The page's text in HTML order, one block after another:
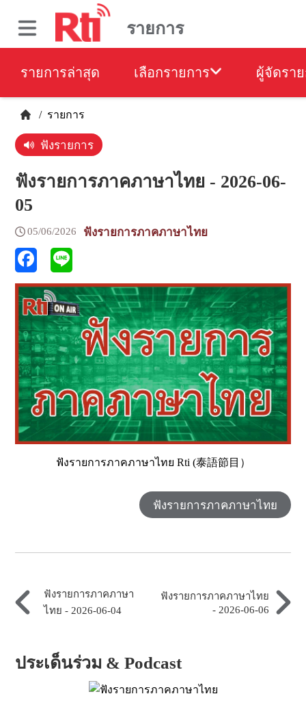
รายการ
รายการล่าสุด เลือกรายการ ผู้จัดรา
/ รายการ
ฟังรายการ
ฟังรายการภาคภาษาไทย - 2026-06-
05
05/06/2026 ฟังรายการภาคภาษาไทย
ฟังรายการภาคภาษาไทย Rti (泰語節目）
ฟังรายการภาคภาษาไทย
ฟังรายการภาคภาษา
ไทย - 2026-06-04
ฟังรายการภาคภาษาไทย
- 2026-06-06
ประเด็นร่วม & Podcast